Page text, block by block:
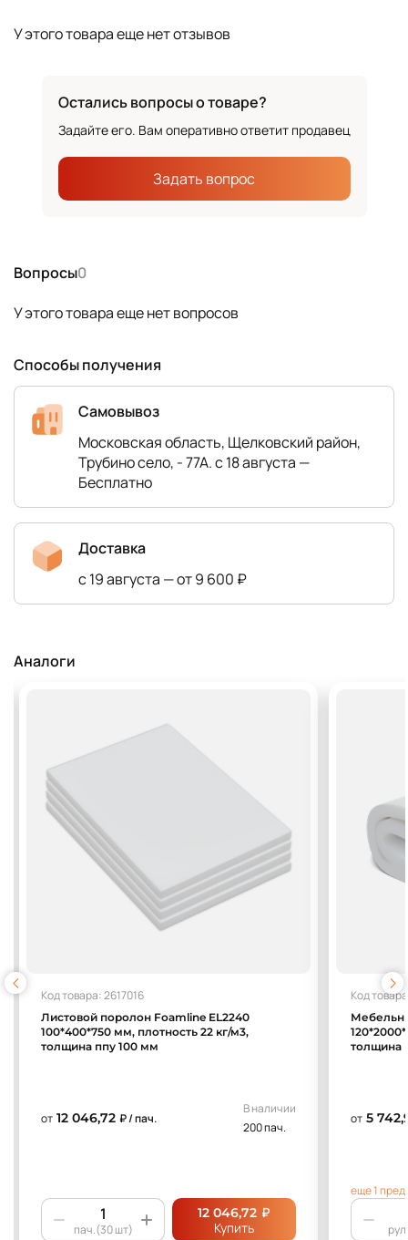
У этого товара еще нет отзывов
Вопросы0
У этого товара еще нет вопросов
Способы получения
Самовывоз
Московская область, Щелковский район,
Трубино село, - 77А. с 18 августа —
Бесплатно
Доставка
с 19 августа — от 9 600 ₽
Остались вопросы о товаре?
Задайте его. Вам оперативно ответит продавец
Задать вопрос
Аналоги
Код товара: 2617016
Листовой поролон Foamline EL2240
100*400*750 мм, плотность 22 кг/м3,
толщина ппу 100 мм
от 12 046,72 ₽ / пач.
В наличии
200 пач.
пач.(30 шт)
12 046,72 ₽
Купить
Код
толщина
от 5
еще 1